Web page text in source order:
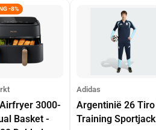
-8%
3000-
Basket -
Adidas
Argentinië 26 Tiro
Training Sportjack